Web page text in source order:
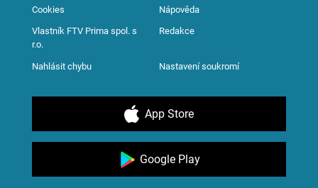
Cookies Nápověda
Vlastník FTV Prima spol. s
r.o.
Redakce
Nahlásit chybu Nastavení soukromí
App Store
Google Play